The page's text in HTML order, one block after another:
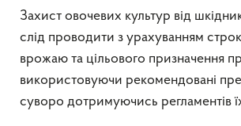
Захист овочевих культур від
слід проводити з урахуванням
врожаю та цільового призначення
використовуючи рекомендовані
суворо дотримуючись регламентів